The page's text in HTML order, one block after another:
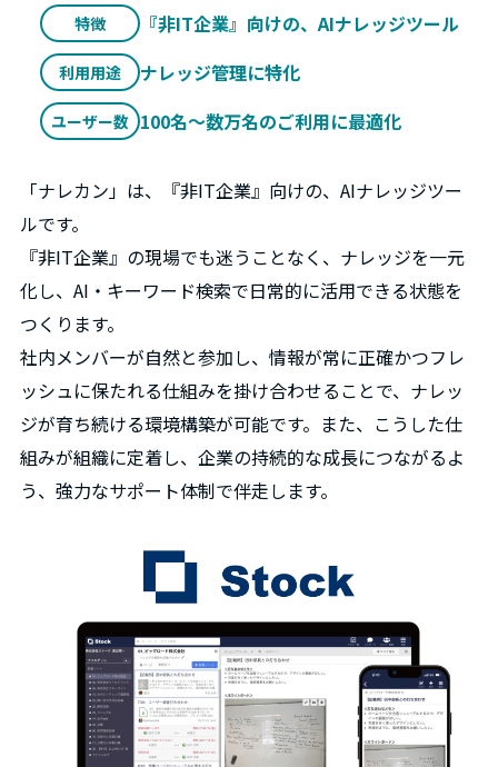
特徴 『非IT企業』向けの、AIナレッジツール
利用用途 ナレッジ管理に特化
ユーザー数 100名～数万名のご利用に最適化
「ナレカン」は、『⾮IT企業』向けの、AIナレッジツー
ルです。
『⾮IT企業』の現場でも迷うことなく、ナレッジを⼀元
化し、AI・キーワード検索で⽇常的に活⽤できる状態を
つくります。
社内メンバーが⾃然と参加し、情報が常に正確かつフレ
ッシュに保たれる仕組みを掛け合わせることで、ナレッ
ジが育ち続ける環境構築が可能です。また、こうした仕
組みが組織に定着し、企業の持続的な成⻑につながるよ
う、強⼒なサポート体制で伴⾛します。